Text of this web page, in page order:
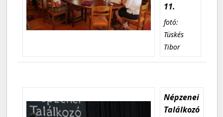
11.
fotó:
Tüskés
Tibor
Népzenei
Találkozó